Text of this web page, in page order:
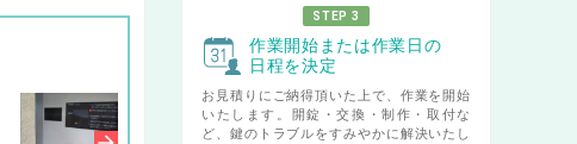
STEP 3
作業開始または作業日の
日程を決定
お見積りにご納得頂いた上で、作業を開始
いたします。開錠・交換・制作・取付な
ど、鍵のトラブルをすみやかに解決いたし